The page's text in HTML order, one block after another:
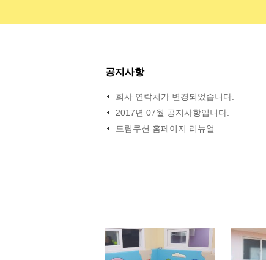
공지사항
회사 연락처가 변경되었습니다.
2017년 07월 공지사항입니다.
드림쿠션 홈페이지 리뉴얼